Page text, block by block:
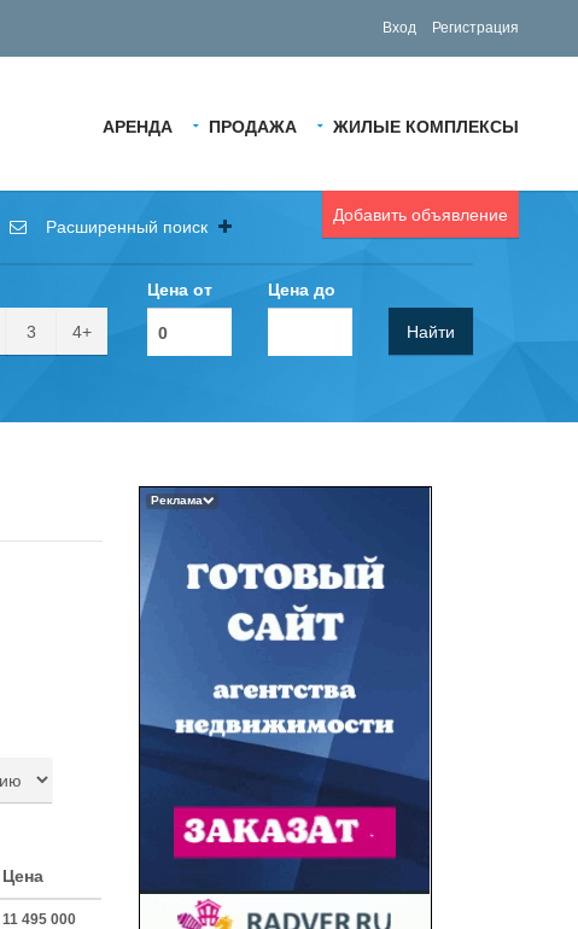
Вход Регистрация
АРЕНДА ПРОДАЖА ЖИЛЫЕ КОМПЛЕКСЫ
Добавить объявление
Расширенный поиск
3 4+
Цена от Цена до
Найти
Цена
11 495 000
Реклама